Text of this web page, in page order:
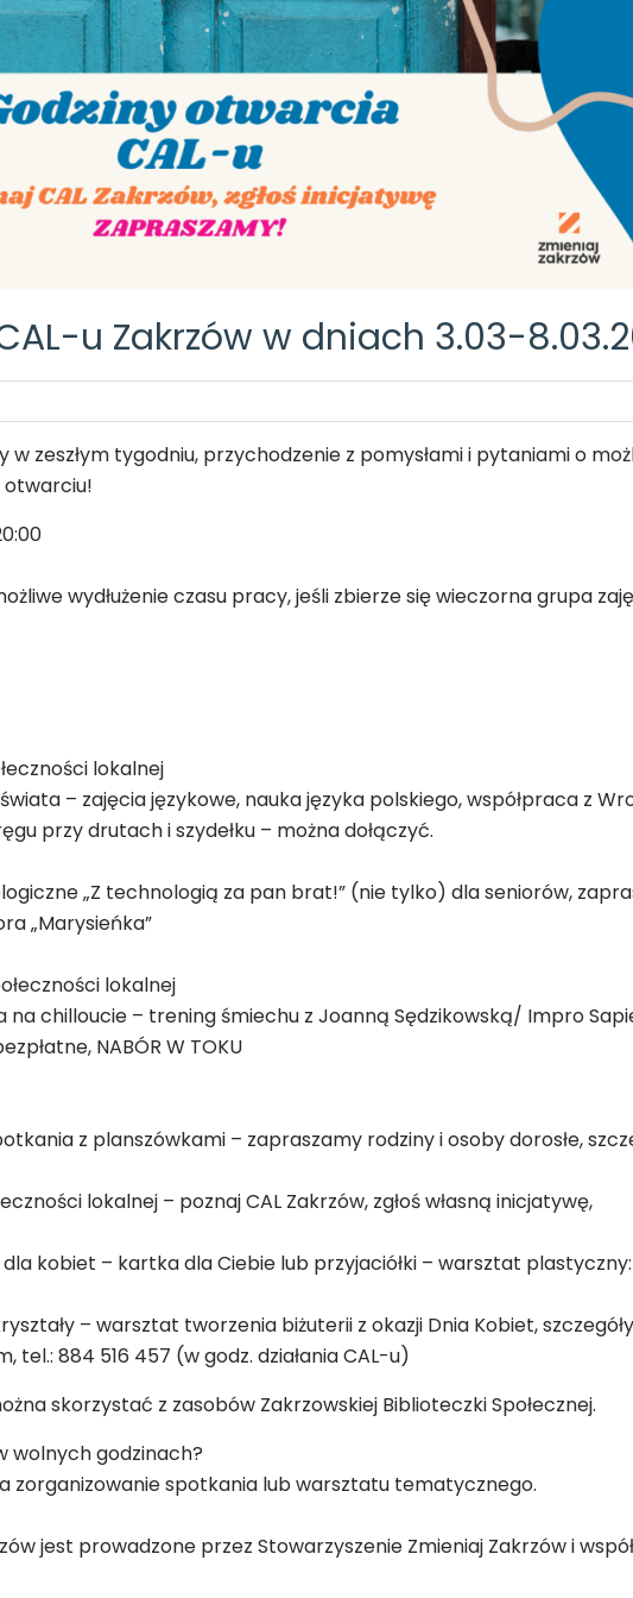
u Zakrzów w dniach 3.03-
w zeszłym tygodniu, przychodzenie z pomysłami i pytaniami o
otwarciu!
wydłużenie czasu pracy, jeśli zbierze się wieczorna grupa
lokalnej
– zajęcia językowe, nauka języka polskiego, współpraca z
przy drutach i szydełku – można dołączyć.
„Z technologią za pan brat!” (nie tylko) dla seniorów,
„Marysieńka”
lokalnej
na chilloucie – trening śmiechu z Joanną Sędzikowską/ Impro
NABÓR W TOKU
z planszówkami – zapraszamy rodziny i osoby dorosłe,
lokalnej – poznaj CAL Zakrzów, zgłoś własną inicjatywę,
dla kobiet – kartka dla Ciebie lub przyjaciółki – warsztat
– warsztat tworzenia biżuterii z okazji Dnia Kobiet,
tel.: 884 516 457 (w godz. działania CAL-u)
skorzystać z zasobów Zakrzowskiej Biblioteczki Społecznej.
wolnych godzinach?
zorganizowanie spotkania lub warsztatu tematycznego.
jest prowadzone przez Stowarzyszenie Zmieniaj Zakrzów i